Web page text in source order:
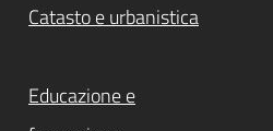
Catasto e urbanistica
Educazione e